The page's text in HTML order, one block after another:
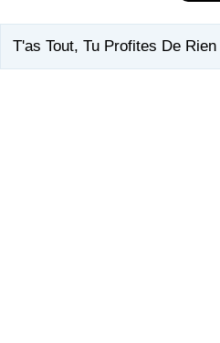
T'as Tout, Tu Profites De Rien